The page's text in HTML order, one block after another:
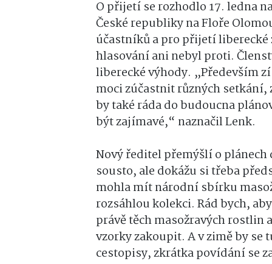
O přijetí se rozhodlo 17. ledna
České republiky na Floře
účastníků a pro přijetí
hlasování ani nebyl proti.
liberecké výhody. „Především
moci zúčastnit různých
by také ráda do budoucna
být zajímavé,“ naznačil Lenk.
Nový ředitel přemýšlí o
sousto, ale dokážu si třeba
mohla mít národní sbírku
rozsáhlou kolekci. Rád bych,
právě těch masožravých rostlin
vzorky zakoupit. A v zimě by
cestopisy, zkrátka povídání se